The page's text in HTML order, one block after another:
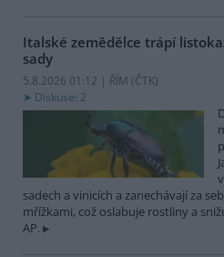
Italské zemědělce trápí
sady
5.8.2026 01:12 | ŘÍM (ČTK)
Diskuse: 2
sadech a vinicích a zanechávají za
mřížkami, což oslabuje rostliny a
AP.